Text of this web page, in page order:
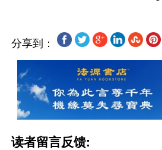
分享到：
读者留言反馈: